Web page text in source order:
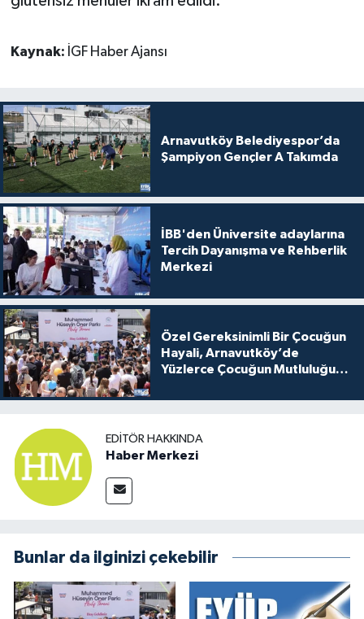
Kaynak: İGF Haber Ajansı
Arnavutköy Belediyespor’da
Şampiyon Gençler A Takımda
İBB'den Üniversite adaylarına
Tercih Dayanışma ve Rehberlik
Merkezi
Özel Gereksinimli Bir Çocuğun
Hayali, Arnavutköy’de
Yüzlerce Çocuğun Mutluluğu
EDITÖR HAKKINDA
Haber Merkezi
Bunlar da ilginizi çekebilir